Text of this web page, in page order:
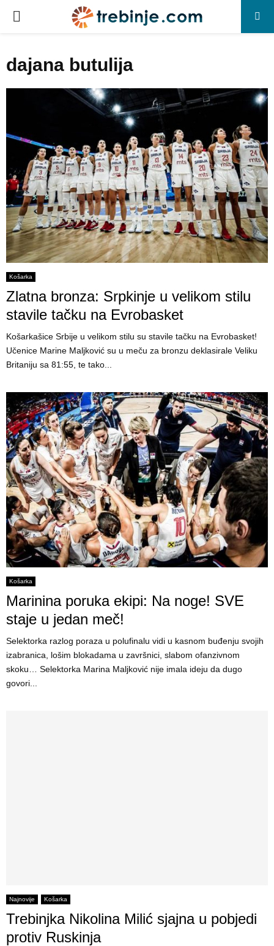
P
R
Y
M
E
N
U
dajana butulija
Košarka
Zlatna bronza: Srpkinje u velikom stilu
stavile tačku na Evrobasket
Košarkašice Srbije u velikom stilu su stavile tačku na Evrobasket!
Učenice Marine Maljković su u meču za bronzu deklasirale Veliku
Britaniju sa 81:55, te tako...
Košarka
Marinina poruka ekipi: Na noge! SVE
staje u jedan meč!
Selektorka razlog poraza u polufinalu vidi u kasnom buđenju svojih
izabranica, lošim blokadama u završnici, slabom ofanzivnom
skoku… Selektorka Marina Maljković nije imala ideju da dugo
govori...
Najnovije Košarka
Trebinjka Nikolina Milić sjajna u pobjedi
protiv Ruskinja